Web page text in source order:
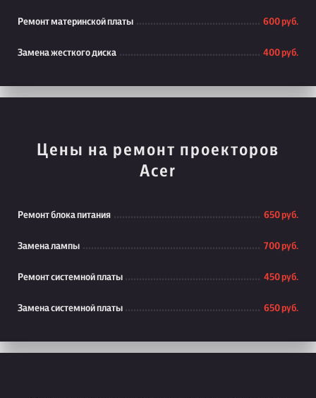
Ремонт материнской платы 600 руб.
Замена жесткого диска 400 руб.
Цены на ремонт проекторов
Acer
Ремонт блока питания 650 руб.
Замена лампы 700 руб.
Ремонт системной платы 450 руб.
Замена системной платы 650 руб.